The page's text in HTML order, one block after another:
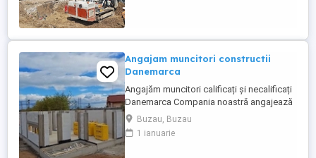
Angajam muncitori constructii
Danemarca
Angajăm muncitori calificați și necalificați
Danemarca Compania noastră angajează
muncitori calificați și necalificați pentru
construcții în Danemarca. Oferim: * Salariu
atractiv, plătit la timp. * Cazare * Contract
Buzau, Buzau
1 ianuarie